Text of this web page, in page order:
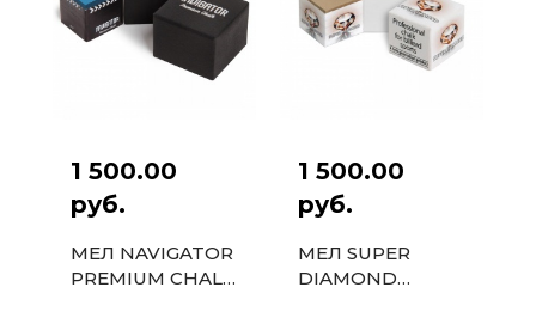
1 500.00
руб.
МЕЛ NAVIGATOR
PREMIUM CHALK
1 500.00
руб.
МЕЛ SUPER
DIAMOND